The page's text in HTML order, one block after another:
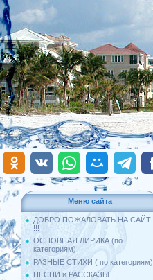
Меню сайта
ДОБРО ПОЖАЛОВАТЬ НА САЙТ
!!!
ОСНОВНАЯ ЛИРИКА (по
категориям)
РАЗНЫЕ СТИХИ ( по категориям)
ПЕСНИ и РАССКАЗЫ